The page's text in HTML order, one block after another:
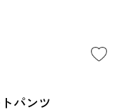
パンツ